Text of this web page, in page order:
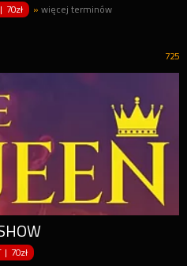
| 70zł »więcej terminów
725
| 70zł